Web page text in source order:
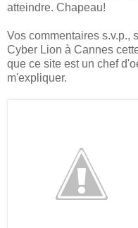
atteindre. Chapeau!
Vos commentaires s.v.p.,
Cyber Lion à Cannes
que ce site est un chef
m'expliquer.